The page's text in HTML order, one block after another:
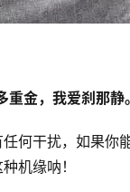
重金，我爱刹那
何干扰，如果你
机缘呐！